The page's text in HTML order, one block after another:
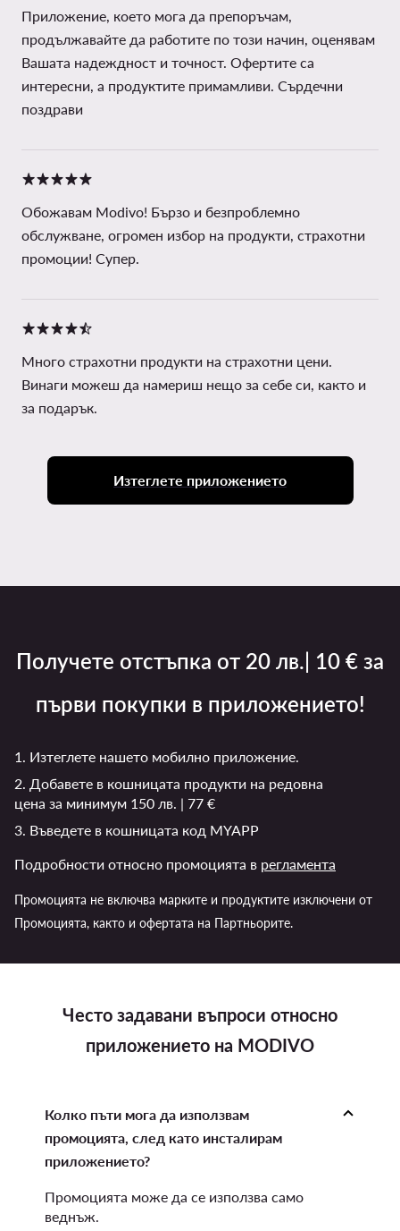
Приложение, което мога да препоръчам,
продължавайте да работите по този начин, оценявам
Вашата надеждност и точност. Офертите са
интересни, а продуктите примамливи. Сърдечни
поздрави
Обожавам Modivo! Бързо и безпроблемно
обслужване, огромен избор на продукти, страхотни
промоции! Супер.
Много страхотни продукти на страхотни цени.
Винаги можеш да намериш нещо за себе си, както и
за подарък.
Изтеглете приложението
Често задавани въпроси относно
приложението на MODIVO
Колко пъти мога да използвам
промоцията, след като инсталирам
приложението?
Промоцията може да се използва само
веднъж.
Получете отстъпка от 20 лв.| 10 € за
първи покупки в приложението!
1. Изтеглете нашето мобилно приложение.
2. Добавете в кошницата продукти на редовна
цена за минимум 150 лв. | 77 €
3. Въведете в кошницата код MYAPP
Подробности относно промоцията в регламента
Промоцията не включва марките и продуктите изключени от
Промоцията, както и офертата на Партньорите.